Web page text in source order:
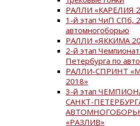
РАЛЛИ «КАРЕЛИЯ
1-й этап ЧиП СПб,
автомногоборью
РАЛЛИ «ЯККИМА
2-й этап
Петербурга по
РАЛЛИ-СПРИНТ
2018»
3-й этап
САНКТ-
«РАЗЛИВ»